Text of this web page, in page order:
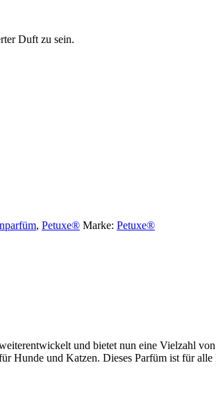
Duft zu sein.
, Petuxe® Marke: Petuxe®
und bietet nun eine Vielzahl
Hunde und Katzen. Dieses Parfüm ist für